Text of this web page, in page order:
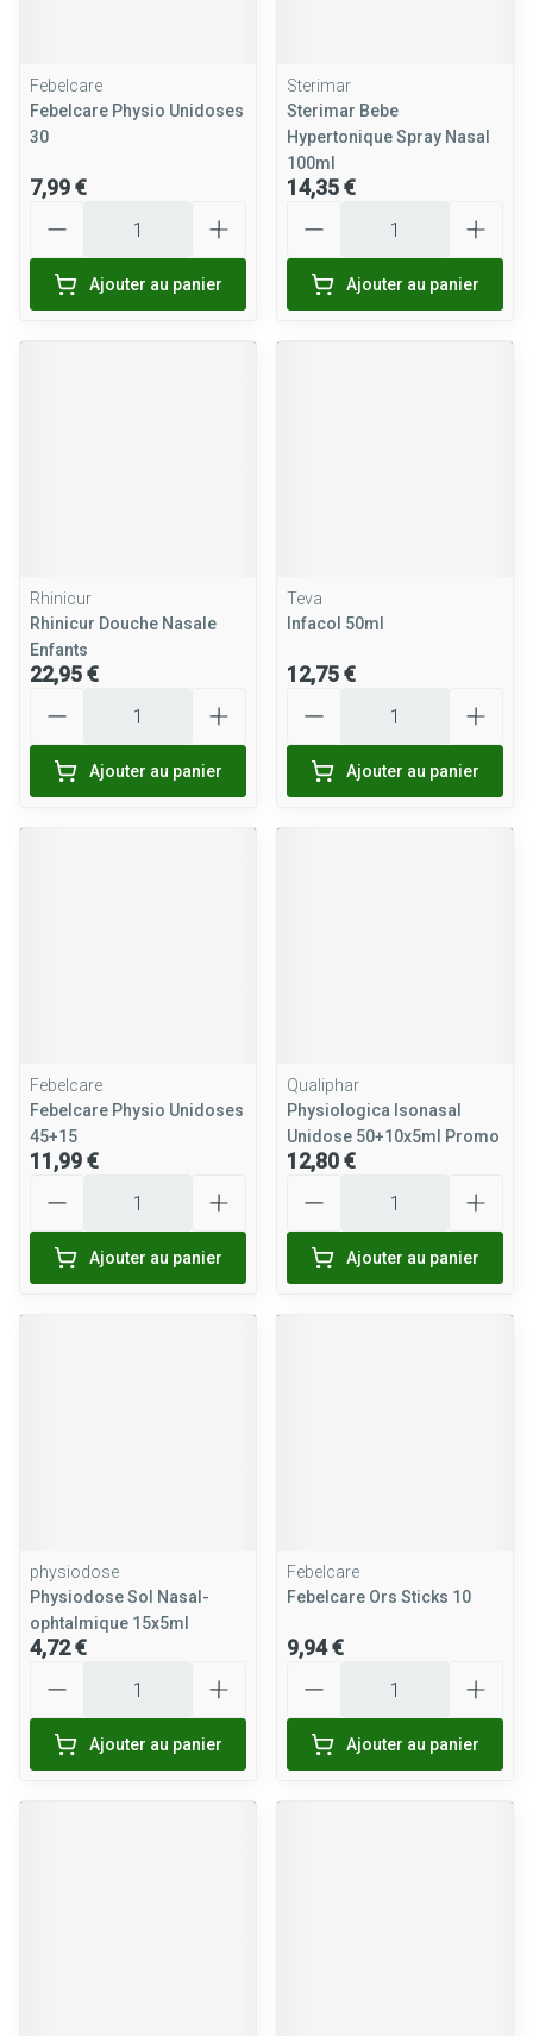
Febelcare
Febelcare Physio Unidoses
30
7,99 €
Ajouter au panier
Sterimar
Sterimar Bebe
Hypertonique Spray Nasal
100ml
14,35 €
Ajouter au panier
Rhinicur
Rhinicur Douche Nasale
Enfants
22,95 €
Ajouter au panier
Teva
Infacol 50ml
12,75 €
Ajouter au panier
Febelcare
Febelcare Physio Unidoses
45+15
11,99 €
Ajouter au panier
Qualiphar
Physiologica Isonasal
Unidose 50+10x5ml Promo
12,80 €
Ajouter au panier
physiodose
Physiodose Sol Nasal-
ophtalmique 15x5ml
4,72 €
Ajouter au panier
Febelcare
Febelcare Ors Sticks 10
9,94 €
Ajouter au panier